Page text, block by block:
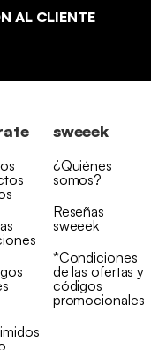
AL CLIENTE
sweeek
¿Quiénes
somos?
Reseñas
sweeek
*Condiciones
de las ofertas y
códigos
promocionales